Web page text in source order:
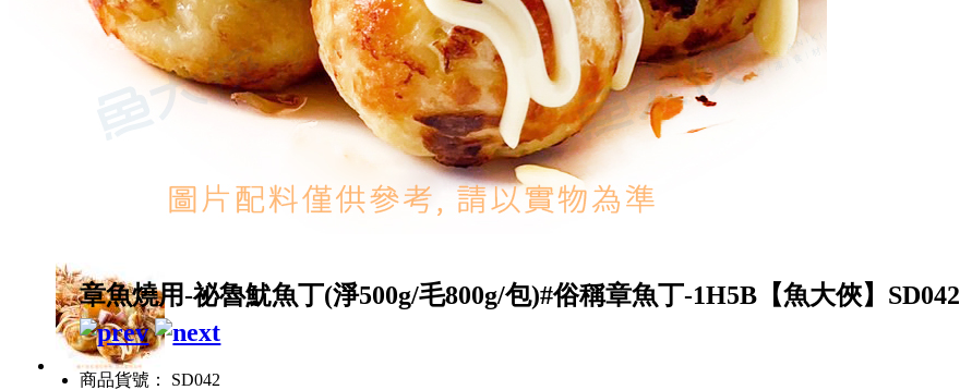
章魚燒用-祕魯魷魚丁(淨500g/毛800g/包)#俗稱章魚丁-1H5B【魚大俠】SD042
商品貨號： SD042